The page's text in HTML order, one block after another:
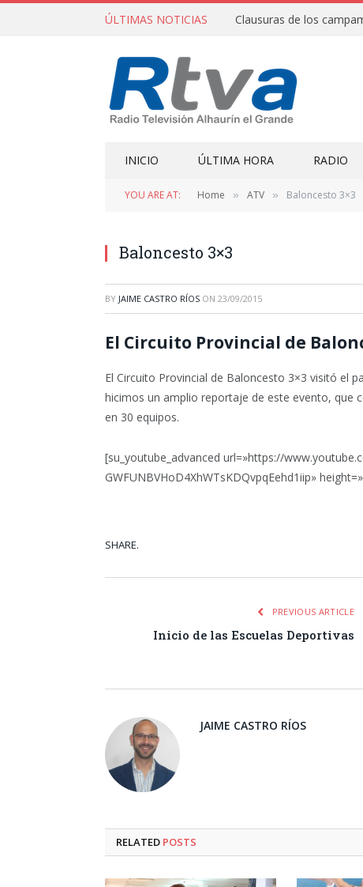
ÚLTIMAS NOTICIAS
INICIO ÚLTIMA HORA RADIO
YOU ARE AT: Home » ATV » Baloncesto 3×3
Baloncesto 3×3
BY JAIME CASTRO RÍOS ON 23/09/2015
El Circuito Provincial de
El Circuito Provincial de Baloncesto 3×3 visitó el
hicimos un amplio reportaje de este evento, que
en 30 equipos.
[su_youtube_advanced url=»https://
GWFUNBVHoD4XhWTsKDQvpqEehd1iip»
SHARE.
PREVIOUS ARTICLE
Inicio de las Escuelas Deportivas
JAIME CASTRO RÍOS
RELATED POSTS